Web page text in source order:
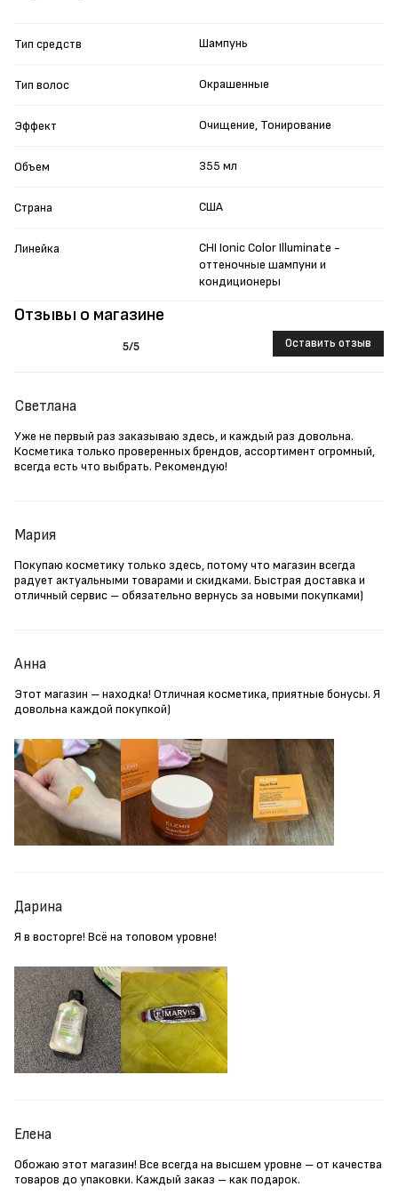
Отзывы о магазине
5/5 Оставить отзыв
Светлана
Уже не первый раз заказываю здесь, и каждый раз довольна.
Косметика только проверенных брендов, ассортимент огромный,
всегда есть что выбрать. Рекомендую!
Мария
Покупаю косметику только здесь, потому что магазин всегда
радует актуальными товарами и скидками. Быстрая доставка и
отличный сервис – обязательно вернусь за новыми покупками)
Анна
Этот магазин – находка! Отличная косметика, приятные бонусы. Я
довольна каждой покупкой)
Дарина
Я в восторге! Всё на топовом уровне!
Елена
Обожаю этот магазин! Все всегда на высшем уровне – от качества
товаров до упаковки. Каждый заказ – как подарок.
Тип средств Шампунь
Тип волос Окрашенные
Эффект Очищение, Тонирование
Объем 355 мл
Страна США
Линейка
CHI Ionic Color Illuminate -
оттеночные шампуни и
кондиционеры